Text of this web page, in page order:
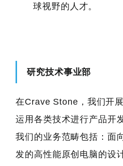
球视野的人才。
研究技术事业部
在Crave Stone，我们开
运用各类技术进行产品开
我们的业务范畴包括：面
发的高性能原创电脑的设